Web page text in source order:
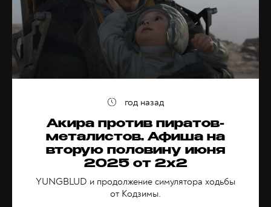
Акира против пиратов-
металистов. Афиша на
вторую половину июня
2025 от 2x2
YUNGBLUD и продолжение симулятора ходьбы
от Кодзимы.
год назад